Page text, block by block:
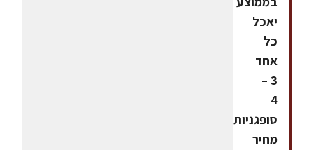
יאכל
כל
אחד
3 –
4
סופגניות.
מחיר